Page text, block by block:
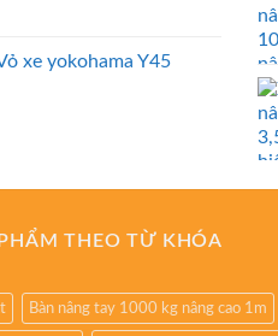
xe yokohama Y45
THEO TỪ KHÓA
Bàn nâng tay 1000 kg nâng cao 1m